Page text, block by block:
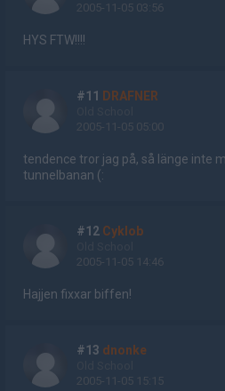
2005-11-05 03:56
HYS FTW!!!!
#11 DRAFNER
2005-11-05 05:00
tendence tror jag på, så länge inte
tunnelbanan (:
#12 Cyklob
2005-11-05 14:46
Hajjen fixxar biffen!
#13 dnonke
2005-11-05 15:15